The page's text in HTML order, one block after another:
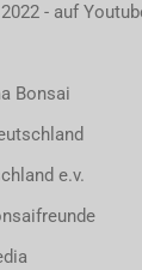
- auf
Bonsai
e.v.